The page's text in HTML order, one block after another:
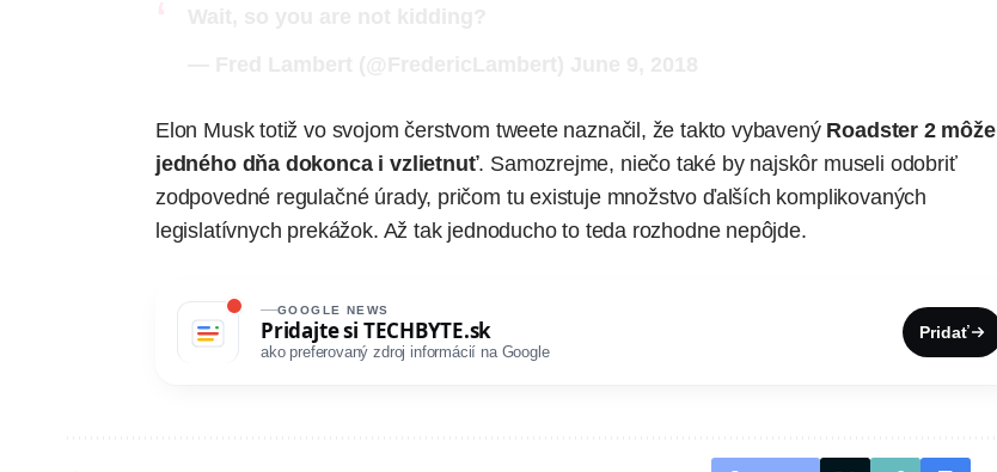
Elon Musk totiž vo svojom čerstvom tweete naznačil, že takto vybavený Roadster 2 môže
jedného dňa dokonca i vzlietnuť. Samozrejme, niečo také by najskôr museli odobriť
zodpovedné regulačné úrady, pričom tu existuje množstvo ďalších komplikovaných
legislatívnych prekážok. Až tak jednoducho to teda rozhodne nepôjde.
GOOGLE NEWS
Pridajte si TECHBYTE.sk
ako preferovaný zdroj informácií na Google
Pridať